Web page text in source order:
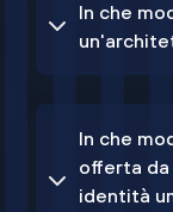
In che
In che
offerta da
identità